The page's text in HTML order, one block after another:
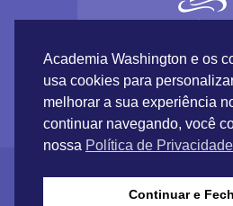
Academia Washington e os
usa cookies para
melhorar a sua experiência
continuar navegando, você
nossa Política de
Continuar e